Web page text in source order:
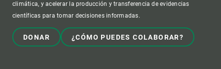
climática, y acelerar la producción y transferencia de evidencias
científicas para tomar decisiones informadas.
DONAR ¿CÓMO PUEDES COLABORAR?